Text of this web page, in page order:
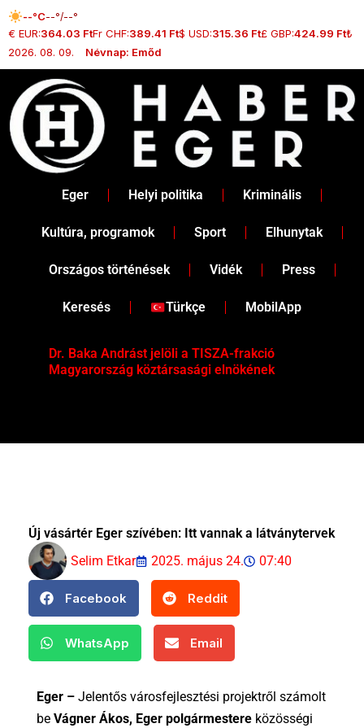
Skip
to
content
--°C--°/--°
€ EUR:364.03 FtFr CHF:389.41 Ft$ USD:315.36 Ft£ GBP:424.99 Ft₺
2026. 08. 09.
Névnap: Emőd
Eger Helyi politika Kriminális
Kultúra, programok Sport Elhunytak
Országos történések Vidék Press
Keresés Türkçe MobilApp
Dr. Baka Andrást jelöli a TISZA-frakció
Magyarország köztársasági elnökének
Új vásártér Eger szívében: Itt vannak a látványtervek
Selim Etkar
2025. május 24. 07:40
Facebook Reddit
WhatsApp Email
Eger –Jelentős városfejlesztési projektről számolt
beVágner Ákos, Eger polgármestere közösségi